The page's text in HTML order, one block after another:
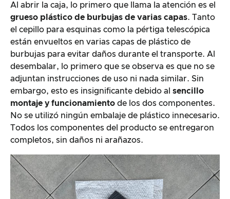
Al abrir la caja, lo primero que llama la atención es el
grueso plástico de burbujas de varias capas. Tanto
el cepillo para esquinas como la pértiga telescópica
están envueltos en varias capas de plástico de
burbujas para evitar daños durante el transporte. Al
desembalar, lo primero que se observa es que no se
adjuntan instrucciones de uso ni nada similar. Sin
embargo, esto es insignificante debido al sencillo
montaje y funcionamiento de los dos componentes.
No se utilizó ningún embalaje de plástico innecesario.
Todos los componentes del producto se entregaron
completos, sin daños ni arañazos.